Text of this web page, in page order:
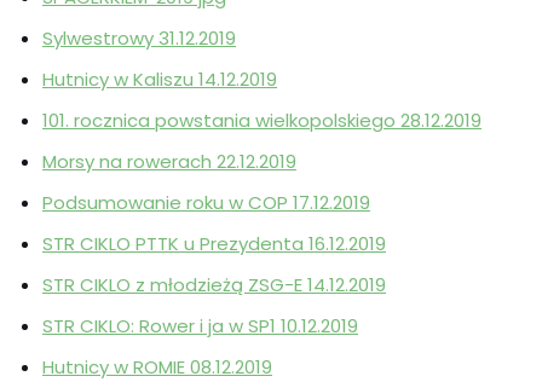
Sylwestrowy 31.12.2019
Hutnicy w Kaliszu 14.12.2019
101. rocznica powstania wielkopolskiego 28.12.2019
Morsy na rowerach 22.12.2019
Podsumowanie roku w COP 17.12.2019
STR CIKLO PTTK u Prezydenta 16.12.2019
STR CIKLO z młodzieżą ZSG-E 14.12.2019
STR CIKLO: Rower i ja w SP1 10.12.2019
Hutnicy w ROMIE 08.12.2019